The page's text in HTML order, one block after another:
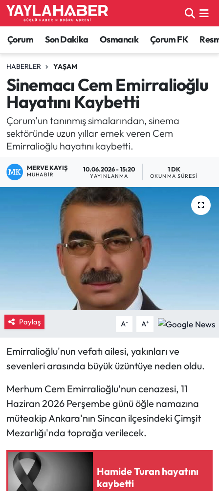
Çorum Son Dakika Osmancık Çorum FK
HABERLER YAŞAM
Sinemacı Cem Emirralioğlu
Hayatını Kaybetti
Çorum'un tanınmış simalarından, sinema
sektöründe uzun yıllar emek veren Cem
Emirralioğlu hayatını kaybetti.
MERVE KAYIŞ
MUHABIR
10.06.2026 - 15:20
YAYINLANMA
1 DK
OKUNMA SÜRESI
Paylaş A- A+
Emirralioğlu'nun vefatı ailesi, yakınları ve
sevenleri arasında büyük üzüntüye neden oldu.
Merhum Cem Emirralioğlu'nun cenazesi, 11
Haziran 2026 Perşembe günü öğle namazına
müteakip Ankara'nın Sincan ilçesindeki Çimşit
Mezarlığı'nda toprağa verilecek.
Hamide Turan hayatını
kaybetti
Alaca Haberleri
Bayat Haberleri
Bilgi - Keşfet Haberleri
Bilim ve Teknoloji
Boğazkale Haberleri
Çorum Son Dakika Haberleri
Dodurga Haberleri
Ekonomi
İskilip Haberleri
Kimdir?
Kültür Sanat
Laçin Haberleri
Magazin
Mecitözü Haberleri
Oğuzlar Haberleri
Çorum Nöbetçi Eczaneler
Çorum Hava Durumu
Çorum Namaz Vakitleri
Çorum Trafik Yoğunluk Haritası
TFF 1.Lig Puan Durumu ve Fikstür
Son Dakika Haberleri
Haber Arşivi